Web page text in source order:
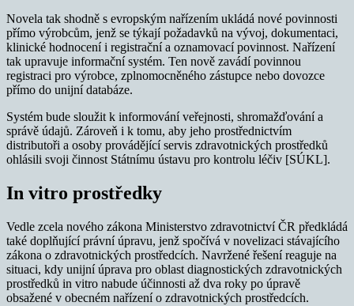
Novela tak shodně s evropským nařízením ukládá nové povinnosti
přímo výrobcům, jenž se týkají požadavků na vývoj, dokumentaci,
klinické hodnocení i registrační a oznamovací povinnost. Nařízení
tak upravuje informační systém. Ten nově zavádí povinnou
registraci pro výrobce, zplnomocněného zástupce nebo dovozce
přímo do unijní databáze.
Systém bude sloužit k informování veřejnosti, shromažďování a
správě údajů. Zároveň i k tomu, aby jeho prostřednictvím
distributoři a osoby provádějící servis zdravotnických prostředků
ohlásili svoji činnost Státnímu ústavu pro kontrolu léčiv [SÚKL].
In vitro prostředky
Vedle zcela nového zákona Ministerstvo zdravotnictví ČR předkládá
také doplňující právní úpravu, jenž spočívá v novelizaci stávajícího
zákona o zdravotnických prostředcích. Navržené řešení reaguje na
situaci, kdy unijní úprava pro oblast diagnostických zdravotnických
prostředků in vitro nabude účinnosti až dva roky po úpravě
obsažené v obecném nařízení o zdravotnických prostředcích.